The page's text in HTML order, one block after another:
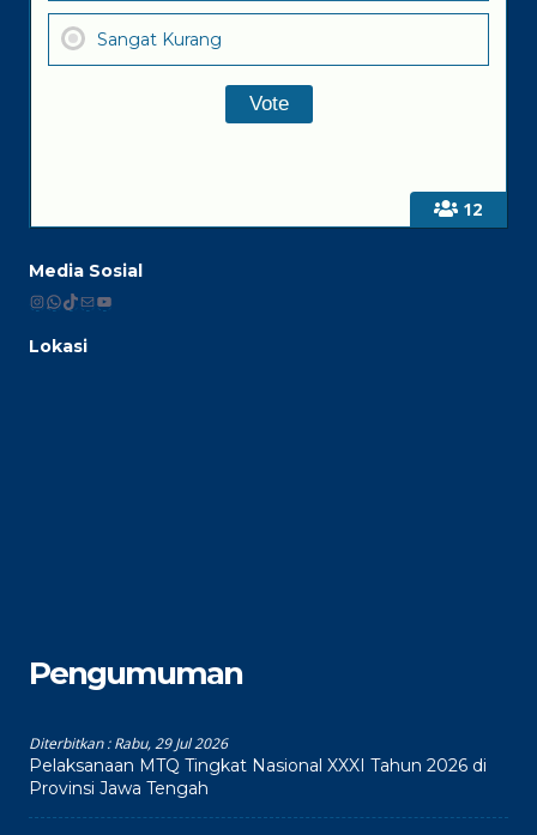
12
Sangat Kurang
Media Sosial
Instagram
WhatsApp
TikTok
MailYouTube
Lokasi
Pengumuman
Diterbitkan :Rabu, 29 Jul 2026
Pelaksanaan MTQ Tingkat Nasional XXXI Tahun 2026 di
Provinsi Jawa Tengah